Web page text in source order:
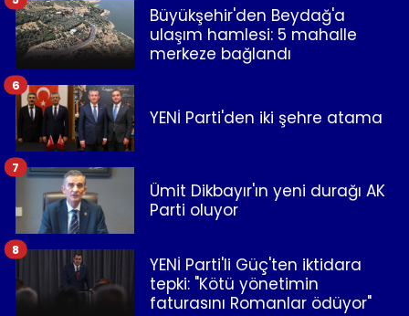
Büyükşehir'den Beydağ'a
ulaşım hamlesi: 5 mahalle
merkeze bağlandı
YENİ Parti'den iki şehre atama
6
Ümit Dikbayır'ın yeni durağı AK
Parti oluyor
7
YENİ Parti'li Güç'ten iktidara
tepki: "Kötü yönetimin
faturasını Romanlar ödüyor"
8